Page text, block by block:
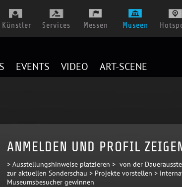
Künstler Services Messen Museen
EVENTS VIDEO ART-SCENE
ANMELDEN UND PROFIL
> Ausstellungshinweise platzieren > von der
zur aktuellen Sonderschau > Projekte vorstellen >
Museumsbesucher gewinnen